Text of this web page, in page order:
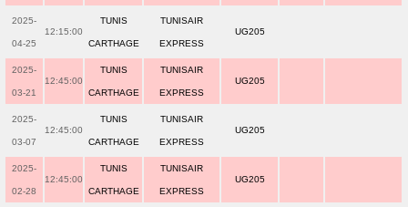
2025-
04-25
12:15:00
TUNIS
CARTHAGE
TUNISAIR
EXPRESS
UG205
2025-
03-21
12:45:00
TUNIS
CARTHAGE
TUNISAIR
EXPRESS
UG205
2025-
03-07
12:45:00
TUNIS
CARTHAGE
TUNISAIR
EXPRESS
UG205
2025-
02-28
12:45:00
TUNIS
CARTHAGE
TUNISAIR
EXPRESS
UG205